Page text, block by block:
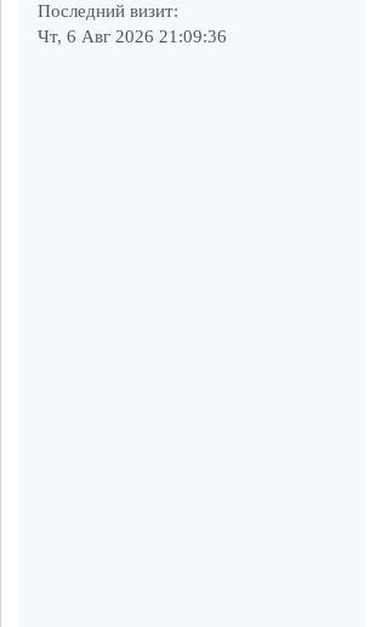
Последний визит:
Чт, 6 Авг 2026 21:09:36